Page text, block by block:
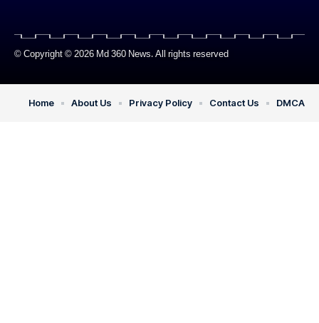
© Copyright © 2026 Md 360 News. All rights reserved
Home About Us Privacy Policy Contact Us DMCA